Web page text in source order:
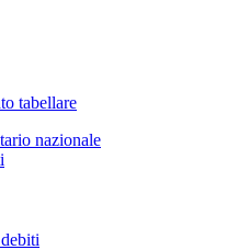
tabellare
nazionale